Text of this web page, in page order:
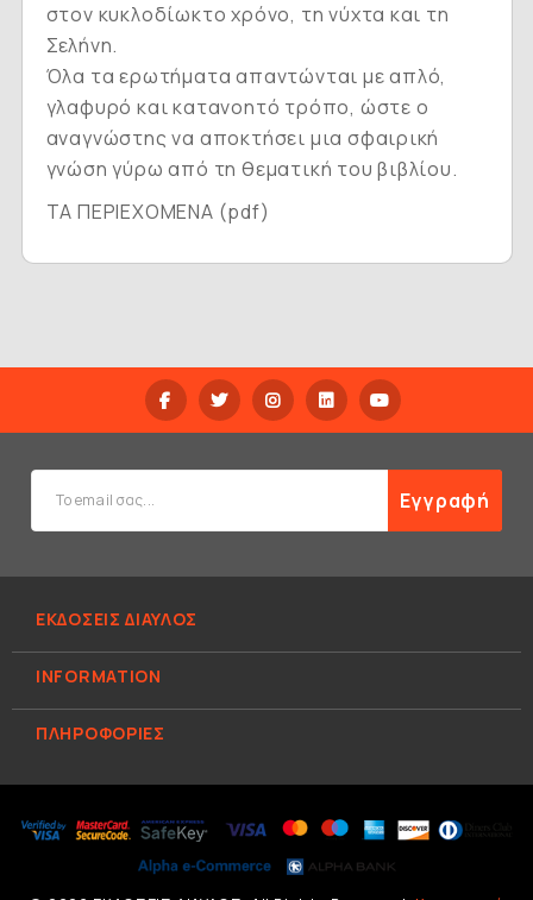
στον κυκλοδίωκτο χρόνο, τη νύχτα και τη
Σελήνη.
Όλα τα ερωτήματα απαντώνται με απλό,
γλαφυρό και κατανοητό τρόπο, ώστε ο
αναγνώστης να αποκτήσει μια σφαιρική
γνώση γύρω από τη θεματική του βιβλίου.
ΤΑ ΠΕΡΙΕΧΟΜΕΝΑ (pdf)
Εγγραφή
ΕΚΔΟΣΕΙΣ ΔΙΑΥΛΟΣ
INFORMATION
ΠΛΗΡΟΦΟΡΊΕΣ